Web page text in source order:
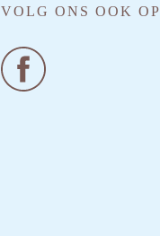
VOLG ONS OOK OP